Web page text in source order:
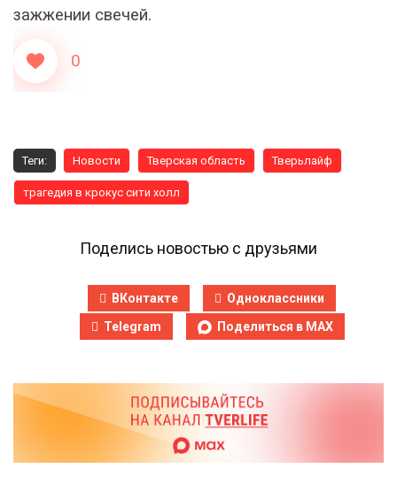
зажжении свечей.
0
Теги: Новости Тверская область Тверьлайф
трагедия в крокус сити холл
Поделись новостью с друзьями
ВКонтакте
Одноклассники
Telegram
Поделиться в MAX